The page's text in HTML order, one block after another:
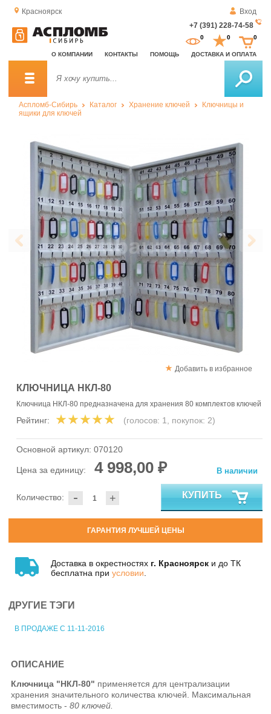
Красноярск
Вход
+7 (391) 228-74-58
О КОМПАНИИ КОНТАКТЫ ПОМОЩЬ ДОСТАВКА И ОПЛАТА
0 0 0
Аспломб-Сибирь Каталог Хранение ключей
Ключницы и
ящики для ключей
Добавить в избранное
КЛЮЧНИЦА НКЛ-80
Ключница НКЛ-80 предназначена для хранения 80 комплектов ключей
Рейтинг: (голосов: 1, покупок: 2)
Основной артикул: 070120
Цена за единицу: 4 998,00 ₽
- +
Количество:
В наличии
КУПИТЬ
ГАРАНТИЯ ЛУЧШЕЙ ЦЕНЫ
Доставка в окрестностях г. Красноярск и до ТК
бесплатна при условии
ДРУГИЕ ТЭГИ
В ПРОДАЖЕ С 11-11-2016
ОПИСАНИЕ
Ключница "НКЛ-80" применяется для централизации
хранения значительного количества ключей. Максимальная
вместимость -80 ключей.